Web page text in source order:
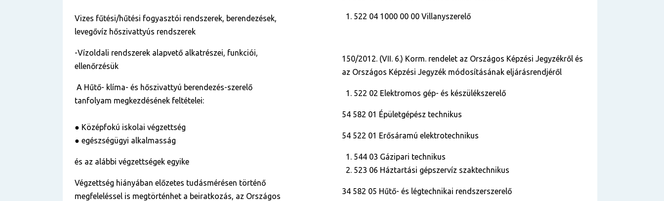
Vizes fűtési/hűtési fogyasztói rendszerek, berendezések,
levegővíz hőszivattyús rendszerek
-Vízoldali rendszerek alapvető alkatrészei, funkciói,
ellenőrzésük
A Hűtő- klíma- és hőszivattyú berendezés-szerelő
tanfolyam megkezdésének feltételei:
● Középfokú iskolai végzettség
● egészségügyi alkalmasság
és az alábbi végzettségek egyike
Végzettség hiányában előzetes tudásmérésen történő
megfeleléssel is megtörténhet a beiratkozás, az Országos
522 04 1000 00 00 Villanyszerelő
150/2012. (VII. 6.) Korm. rendelet az Országos Képzési Jegyzékről és
az Országos Képzési Jegyzék módosításának eljárásrendjéről
522 02 Elektromos gép- és készülékszerelő
54 582 01 Épületgépész technikus
54 522 01 Erősáramú elektrotechnikus
544 03 Gázipari technikus
523 06 Háztartási gépszervíz szaktechnikus
34 582 05 Hűtő- és légtechnikai rendszerszerelő